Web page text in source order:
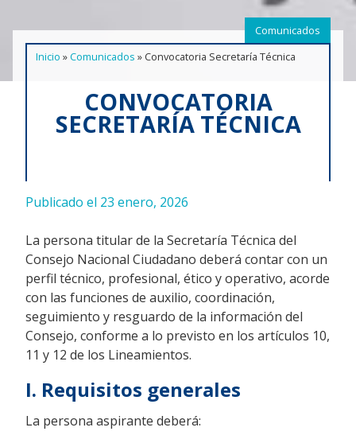
Comunicados
Inicio »Comunicados » Convocatoria Secretaría Técnica
CONVOCATORIA
SECRETARÍA TÉCNICA
Publicado el 23 enero, 2026
La persona titular de la Secretaría Técnica del
Consejo Nacional Ciudadano deberá contar con un
perfil técnico, profesional, ético y operativo, acorde
con las funciones de auxilio, coordinación,
seguimiento y resguardo de la información del
Consejo, conforme a lo previsto en los artículos 10,
11 y 12 de los Lineamientos.
I. Requisitos generales
La persona aspirante deberá: